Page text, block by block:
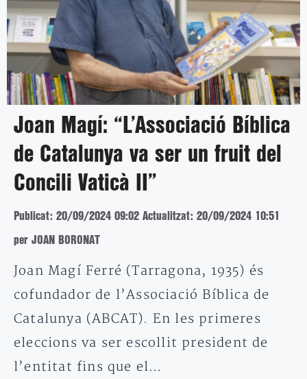
Joan Magí: “L’Associació Bíblica
de Catalunya va ser un fruit del
Concili Vaticà II”
Publicat: 20/09/2024 09:02 Actualitzat: 20/09/2024 10:51
per JOAN BORONAT
Joan Magí Ferré (Tarragona, 1935) és
cofundador de l’Associació Bíblica de
Catalunya (ABCAT). En les primeres
eleccions va ser escollit president de
l’entitat fins que el…